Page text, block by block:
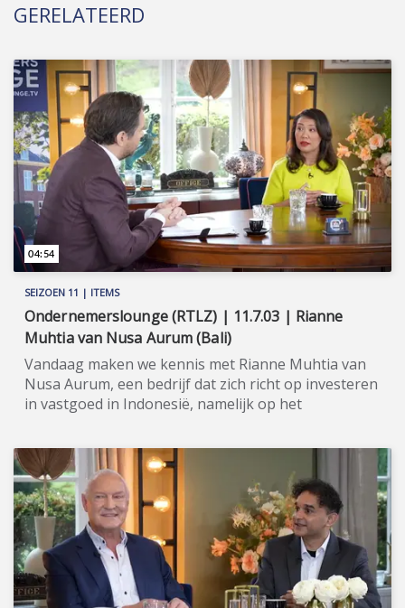
GERELATEERD
SEIZOEN 11 | ITEMS
Ondernemerslounge (RTLZ) | 11.7.03 | Rianne
Muhtia van Nusa Aurum (Bali)
Vandaag maken we kennis met Rianne Muhtia van
Nusa Aurum, een bedrijf dat zich richt op investeren
in vastgoed in Indonesië, namelijk op het
vastgoedmarkt groeit en biedt een verscheidenheid
aan investeringsmogelijkheden. Terwijl de bevolking
van het land blijft verstedelijken, is er een grote
vraag naar woningen en commercieel vastgoed.
Nusa Aurum begrijpt het potentieel van deze markt
en wil investeerders helpen bij het navigeren door
het proces van het vinden van en investeren in
onroerend goed. Rianne Muhtia schuift namens
Nusa Aurum aan in de Ondernemerslounge-studio,
04:54